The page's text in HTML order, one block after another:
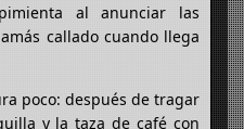
al anunciar las
callado cuando llega
poco: después de tragar
y la taza de café con